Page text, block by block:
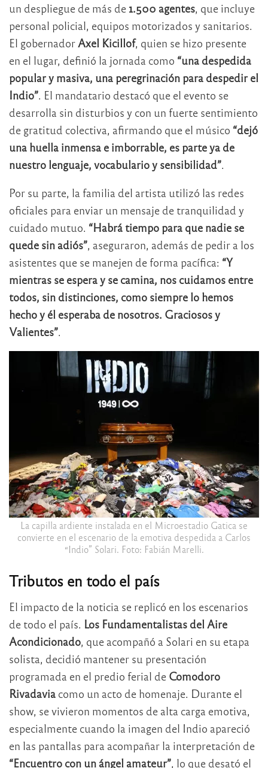
un despliegue de más de 1.500 agentes, que incluye
personal policial, equipos motorizados y sanitarios.
El gobernador Axel Kicillof, quien se hizo presente
en el lugar, definió la jornada como “una despedida
popular y masiva, una peregrinación para despedir el
Indio”. El mandatario destacó que el evento se
desarrolla sin disturbios y con un fuerte sentimiento
de gratitud colectiva, afirmando que el músico “dejó
una huella inmensa e imborrable, es parte ya de
nuestro lenguaje, vocabulario y sensibilidad”.
Por su parte, la familia del artista utilizó las redes
oficiales para enviar un mensaje de tranquilidad y
cuidado mutuo. “Habrá tiempo para que nadie se
quede sin adiós”, aseguraron, además de pedir a los
asistentes que se manejen de forma pacífica: “Y
mientras se espera y se camina, nos cuidamos entre
todos, sin distinciones, como siempre lo hemos
hecho y él esperaba de nosotros. Graciosos y
Valientes”.
La capilla ardiente instalada en el Microestadio Gatica se
convierte en el escenario de la emotiva despedida a Carlos
“Indio” Solari. Foto: Fabián Marelli.
Tributos en todo el país
El impacto de la noticia se replicó en los escenarios
de todo el país. Los Fundamentalistas del Aire
Acondicionado, que acompañó a Solari en su etapa
solista, decidió mantener su presentación
programada en el predio ferial de Comodoro
Rivadavia como un acto de homenaje. Durante el
show, se vivieron momentos de alta carga emotiva,
especialmente cuando la imagen del Indio apareció
en las pantallas para acompañar la interpretación de
“Encuentro con un ángel amateur”, lo que desató el